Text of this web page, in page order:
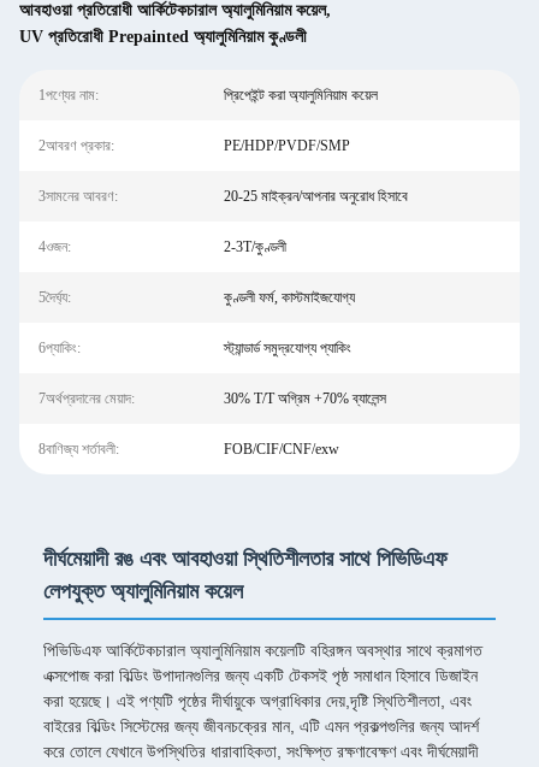
আবহাওয়া প্রতিরোধী আর্কিটেকচারাল অ্যালুমিনিয়াম কয়েল,
UV প্রতিরোধী Prepainted অ্যালুমিনিয়াম কুণ্ডলী
1পণ্যের নাম: প্রিপেইন্ট করা অ্যালুমিনিয়াম কয়েল
2আবরণ প্রকার: PE/HDP/PVDF/SMP
3সামনের আবরণ: 20-25 মাইক্রন/আপনার অনুরোধ হিসাবে
4ওজন: 2-3T/কুণ্ডলী
5দৈর্ঘ্য: কুণ্ডলী ফর্ম, কাস্টমাইজযোগ্য
6প্যাকিং: স্ট্যান্ডার্ড সমুদ্রযোগ্য প্যাকিং
7অর্থপ্রদানের মেয়াদ: 30% T/T অগ্রিম +70% ব্যালেন্স
8বাণিজ্য শর্তাবলী: FOB/CIF/CNF/exw
দীর্ঘমেয়াদী রঙ এবং আবহাওয়া স্থিতিশীলতার সাথে পিভিডিএফ
লেপযুক্ত অ্যালুমিনিয়াম কয়েল
পিভিডিএফ আর্কিটেকচারাল অ্যালুমিনিয়াম কয়েলটি বহিরঙ্গন অবস্থার সাথে ক্রমাগত
এক্সপোজ করা বিল্ডিং উপাদানগুলির জন্য একটি টেকসই পৃষ্ঠ সমাধান হিসাবে ডিজাইন
করা হয়েছে। এই পণ্যটি পৃষ্ঠের দীর্ঘায়ুকে অগ্রাধিকার দেয়,দৃষ্টি স্থিতিশীলতা, এবং
বাইরের বিল্ডিং সিস্টেমের জন্য জীবনচক্রের মান, এটি এমন প্রকল্পগুলির জন্য আদর্শ
করে তোলে যেখানে উপস্থিতির ধারাবাহিকতা, সংক্ষিপ্ত রক্ষণাবেক্ষণ এবং দীর্ঘমেয়াদী